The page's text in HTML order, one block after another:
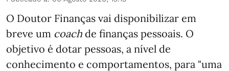
O Doutor Finanças vai disponibilizar em
breve um coach de finanças pessoais. O
objetivo é dotar pessoas, a nível de
conhecimento e comportamentos, para "uma